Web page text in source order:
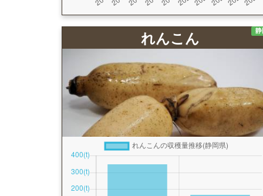
静
れんこん